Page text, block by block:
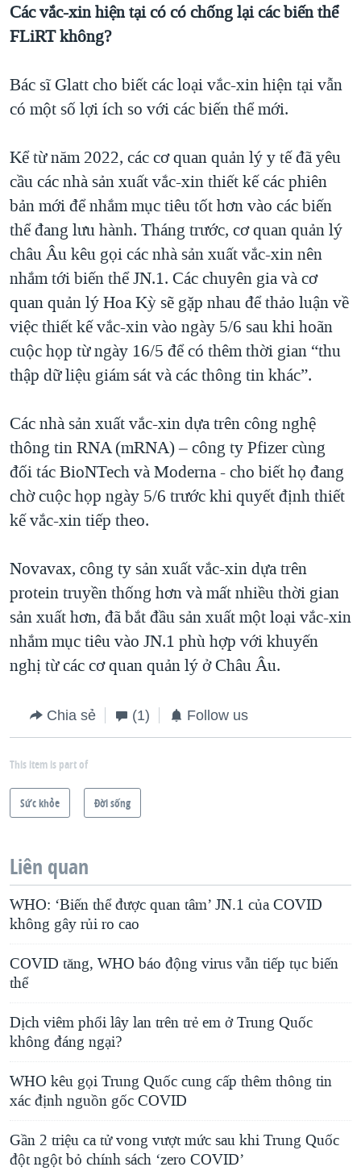
Các vắc-xin hiện tại có có chống lại các biến thể
FLiRT không?
Bác sĩ Glatt cho biết các loại vắc-xin hiện tại vẫn
có một số lợi ích so với các biến thể mới.
Kể từ năm 2022, các cơ quan quản lý y tế đã yêu
cầu các nhà sản xuất vắc-xin thiết kế các phiên
bản mới để nhắm mục tiêu tốt hơn vào các biến
thể đang lưu hành. Tháng trước, cơ quan quản lý
châu Âu kêu gọi các nhà sản xuất vắc-xin nên
nhắm tới biến thể JN.1. Các chuyên gia và cơ
quan quản lý Hoa Kỳ sẽ gặp nhau để thảo luận về
việc thiết kế vắc-xin vào ngày 5/6 sau khi hoãn
cuộc họp từ ngày 16/5 để có thêm thời gian “thu
thập dữ liệu giám sát và các thông tin khác”.
Các nhà sản xuất vắc-xin dựa trên công nghệ
thông tin RNA (mRNA) – công ty Pfizer cùng
đối tác BioNTech và Moderna - cho biết họ đang
chờ cuộc họp ngày 5/6 trước khi quyết định thiết
kế vắc-xin tiếp theo.
Novavax, công ty sản xuất vắc-xin dựa trên
protein truyền thống hơn và mất nhiều thời gian
sản xuất hơn, đã bắt đầu sản xuất một loại vắc-xin
nhắm mục tiêu vào JN.1 phù hợp với khuyến
nghị từ các cơ quan quản lý ở Châu Âu.
Chia sẻ (1) Follow us
This item is part of
Sức khỏe Ðời sống
Liên quan
WHO: ‘Biến thể được quan tâm’ JN.1 của COVID
không gây rủi ro cao
COVID tăng, WHO báo động virus vẫn tiếp tục biến
thể
Dịch viêm phổi lây lan trên trẻ em ở Trung Quốc
không đáng ngại?
WHO kêu gọi Trung Quốc cung cấp thêm thông tin
xác định nguồn gốc COVID
Gần 2 triệu ca tử vong vượt mức sau khi Trung Quốc
đột ngột bỏ chính sách ‘zero COVID’